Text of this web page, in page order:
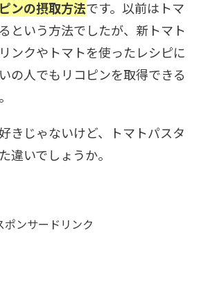
ンの摂取方法です。以前はトマ
という方法でしたが、新トマト
ンクやトマトを使ったレシピに
の人でもリコピンを取得できる
きじゃないけど、トマトパスタ
違いでしょうか。
ポンサードリンク